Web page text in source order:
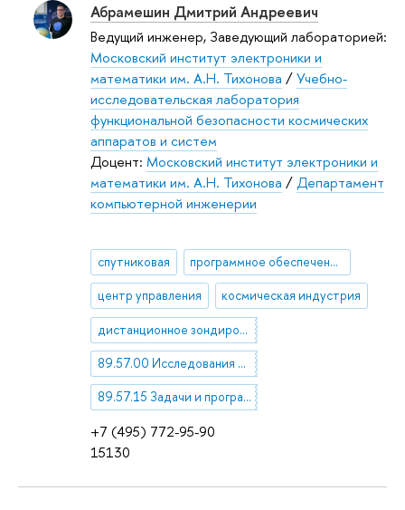
+7 (495) 772-95-90
15130
Абрамешин Дмитрий Андреевич
Ведущий инженер, Заведующий лабораторией:
Московский институт электроники и
математики им. А.Н. Тихонова /Учебно-
исследовательская лаборатория
функциональной безопасности космических
аппаратов и систем
Доцент: Московский институт электроники и
математики им. А.Н. Тихонова /Департамент
компьютерной инженерии
спутниковая программное обеспечение
центр управления космическая индустрия
дистанционное зондирование Земли
89.57.00 Исследования Земли из космоса
89.57.15 Задачи и программы исследований Земли из космоса